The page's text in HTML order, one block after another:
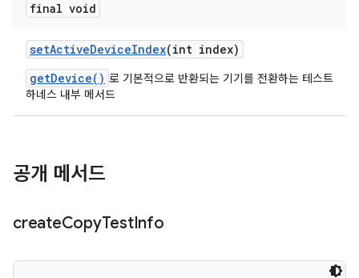
final void
setActiveDeviceIndex(int index)
getDevice() 로 기본적으로 반환되는 기기를 전환하는 테스트
하네스 내부 메서드
공개 메서드
createCopyTestInfo